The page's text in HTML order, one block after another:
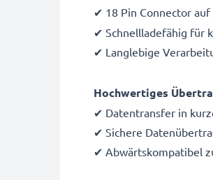
✔ 18 Pin Connector
✔ Schnellladefähig für
✔ Langlebige
Hochwertiges
✔ Datentransfer in
✔ Sichere
✔ Abwärtskompatibel